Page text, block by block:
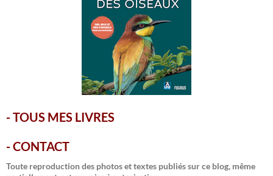
-TOUS MES LIVRES
-CONTACT
Toute reproduction des photos et textes publiés sur ce blog, même